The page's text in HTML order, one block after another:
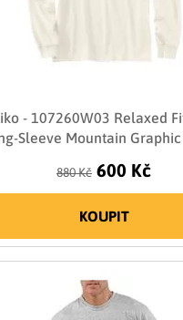
- 107260W03 Relaxed
Sleeve Mountain Graphic
880 Kč 600 Kč
KOUPIT